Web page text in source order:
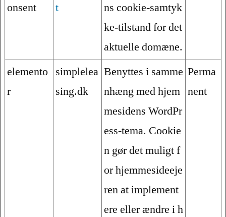
onsent
t
ns cookie-samtyk
ke-tilstand for det
aktuelle domæne.
elemento
r
simplelea
sing.dk
Benyttes i samme
nhæng med hjem
mesidens WordPr
ess-tema. Cookie
n gør det muligt f
or hjemmesideeje
ren at implement
ere eller ændre i h
Perma
nent